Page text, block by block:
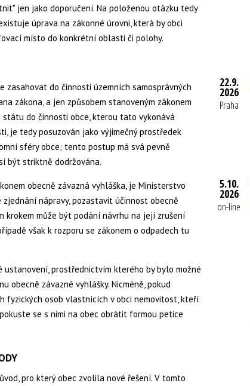
jen jako doporučení. Na položenou otázku tedy
úprava na zákonné úrovni, která by obci
místo do konkrétní oblasti či polohy.
zasahovat do činnosti územních samosprávných
zákona, a jen způsobem stanoveným zákonem
státu do činnosti obce, kterou tato vykonává
je tedy posuzován jako výjimečný prostředek
sféry obce; tento postup má svá pevně
být striktně dodržována.
obecně závazná vyhláška, je Ministerstvo
nápravy, pozastavit účinnost obecně
krokem může být podání návrhu na její zrušení
však k rozporu se zákonem o odpadech tu
ustanovení, prostřednictvím kterého by bylo možné
obecně závazné vyhlášky. Nicméně, pokud
fyzických osob vlastnících v obci nemovitost, kteří
se s nimi na obec obrátit formou petice
pro který obec zvolila nové řešení. V tomto
22.9.
2026
Praha
5.10.
2026
on-line